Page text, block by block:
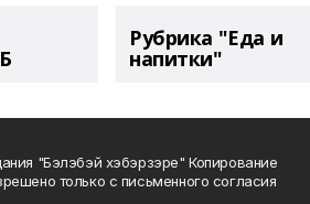
Рубрика "Еда и
напитки"
"Бэлэбэй хэбэрзэре" Копирование
только с письменного согласия